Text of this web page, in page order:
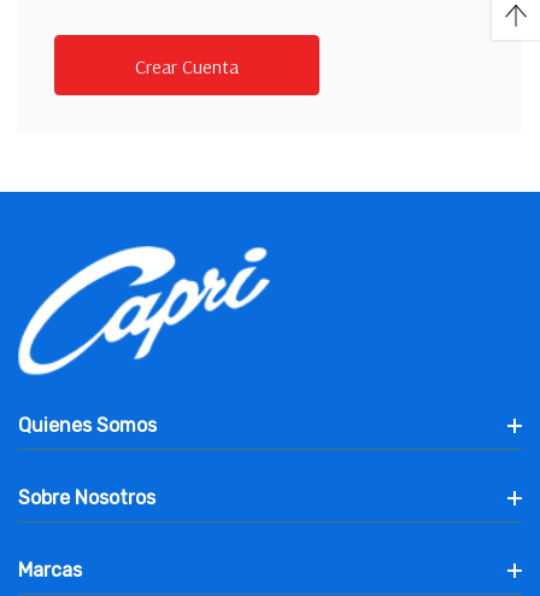
Crear Cuenta
Quienes Somos
Sobre Nosotros
Marcas